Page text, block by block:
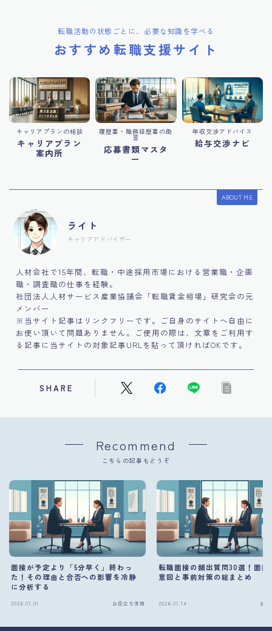
転職活動の状態ごとに、必要な知識を学べる
おすすめ転職支援サイト
キャリアプランの相談
キャリアプラン
案内所
履歴書・職務経歴書の助
言
応募書類マスタ
ー
年収交渉アドバイス
給与交渉ナビ
ABOUT ME
ライト
キャリアアドバイザー
人材会社で15年間、転職・中途採用市場における営業職・企画
職・調査職の仕事を経験。
社団法人人材サービス産業協議会「転職賃金相場」研究会の元
メンバー
※当サイト記事はリンクフリーです。ご自身のサイトへ自由に
お使い頂いて問題ありません。ご使用の際は、文章をご利用す
る記事に当サイトの対象記事URLを貼って頂ければOKです。
SHARE
Recommend
こちらの記事もどうぞ
面接が予定より「5分早く」終わっ
た！その理由と合否への影響を冷静
に分析する
2026.07.01 お役立ち情報
転職面接の頻出質問30選！面接
意図と事前対策の総まとめ
2026.07.14 お